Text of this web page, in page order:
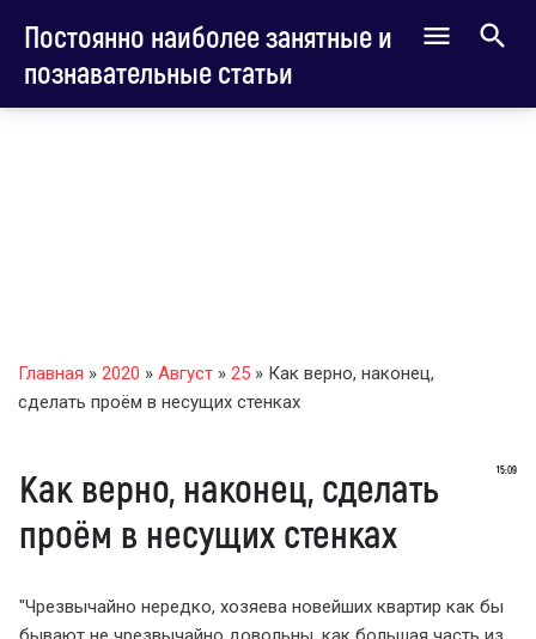
Постоянно наиболее занятные и
познавательные статьи
Главная » 2020 » Август » 25 » Как верно, наконец,
сделать проём в несущих стенках
15:09
Как верно, наконец, сделать
проём в несущих стенках
Чрезвычайно нередко, хозяева новейших квартир как бы